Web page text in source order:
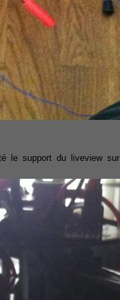
le support du liveview sur